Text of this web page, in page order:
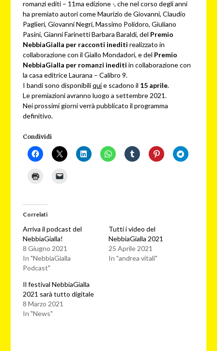
romanzi editi – 11ma edizione -, che nel corso degli anni
ha premiato autori come Maurizio de Giovanni, Claudio
Paglieri, Giovanni Negri, Massimo Polidoro, Giuliano
Pasini, Gianni Farinetti Barbara Baraldi, del Premio
NebbiaGialla per racconti ineditirealizzato in
collaborazione con il Giallo Mondadori, e del Premio
NebbiaGialla per romanzi inediti in collaborazione con
la casa editrice Laurana – Calibro 9.
I bandi sono disponibiliquie scadono il 15 aprile.
Le premiazioni avranno luogo a settembre 2021.
Nei prossimi giorni verrà pubblicato il programma
definitivo.
Condividi
Correlati
Arriva il podcast del
NebbiaGialla!
8 Giugno 2021
In "NebbiaGialla
Podcast"
Tutti i video del
NebbiaGialla 2021
25 Aprile 2021
In "andrea vitali"
Il festival NebbiaGialla
2021 sarà tutto digitale
8 Marzo 2021
In "News"